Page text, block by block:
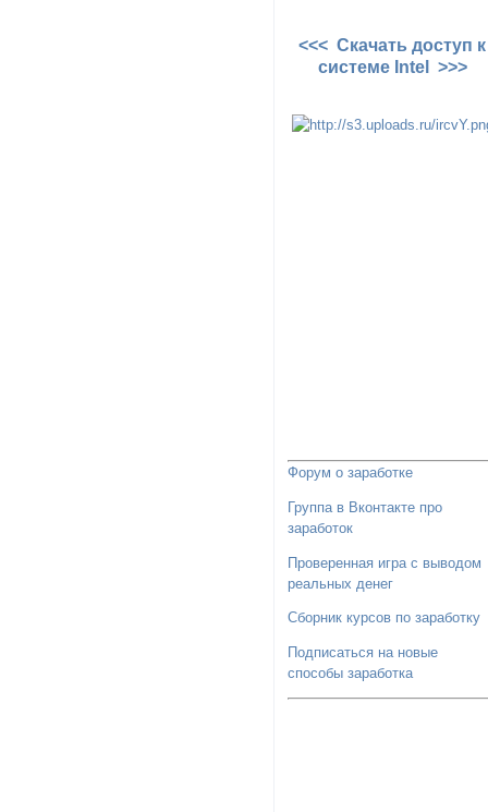
<<< Скачать доступ к
системе Intel >>>
Форум о заработке
Группа в Вконтакте про
заработок
Проверенная игра с выводом
реальных денег
Сборник курсов по заработку
Подписаться на новые
способы заработка